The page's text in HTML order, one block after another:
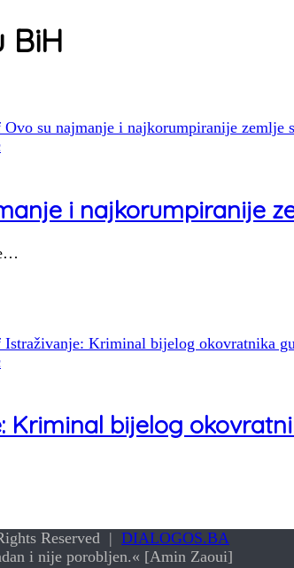
BiH
i najkorumpiranije
Kriminal bijelog
Reserved | DIALOGOS.BA
i nije porobljen.« [Amin Zaoui]